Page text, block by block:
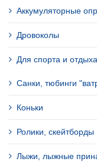
Аккумуляторные
Дровоколы
Для спорта и отдыха
Санки, тюбинги
Коньки
Ролики, скейтборды
Лыжи, лыжные